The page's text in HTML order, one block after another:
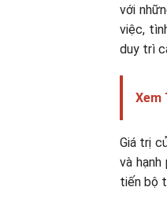
với
việc,
duy trì
Xem
Giá trị
và
tiến bộ